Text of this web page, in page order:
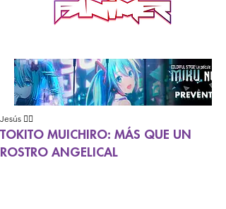
TOKITO MUICHIRO: MÁS QUE UN
ROSTRO ANGELICAL
Jesús 🧙‍♂️